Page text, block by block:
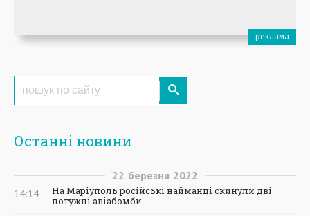
Останні новини
22 березня 2022
14:14
На Маріуполь російські найманці скинули дві
потужні авіабомби